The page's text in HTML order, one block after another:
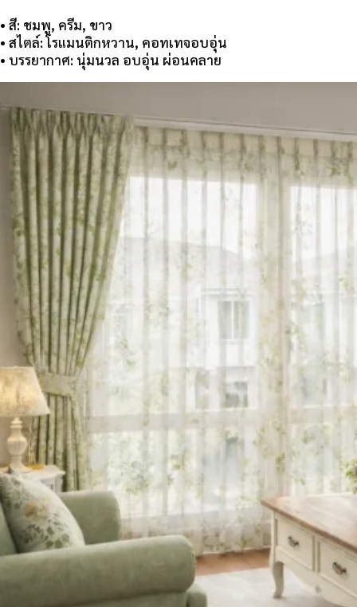
• สี: ชมพู, ครีม, ขาว
• สไตล์: โรแมนติกหวาน, คอทเทจอบอุ่น
• บรรยากาศ: นุ่มนวล อบอุ่น ผ่อนคลาย